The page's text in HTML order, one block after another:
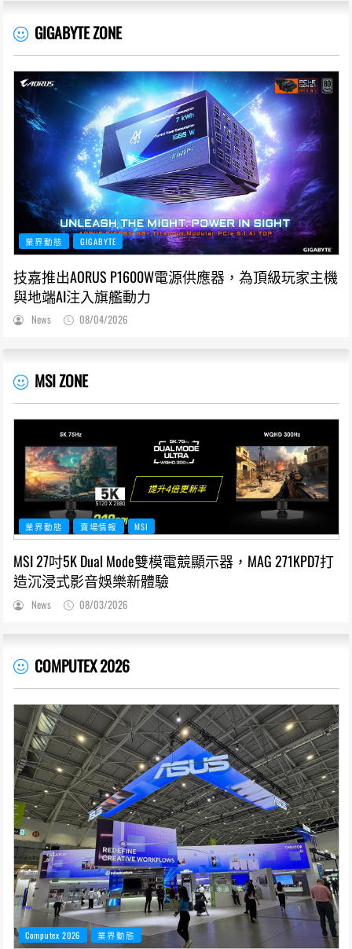
GIGABYTE ZONE
業界動態 GIGABYTE
技嘉推出AORUS P1600W電源供應器，為頂級玩家主機
與地端AI注入旗艦動力
News 08/04/2026
MSI ZONE
業界動態 賣場情報 MSI
MSI 27吋5K Dual Mode雙模電競顯示器，MAG 271KPD7打
造沉浸式影音娛樂新體驗
News 08/03/2026
COMPUTEX 2026
Computex 2026 業界動態